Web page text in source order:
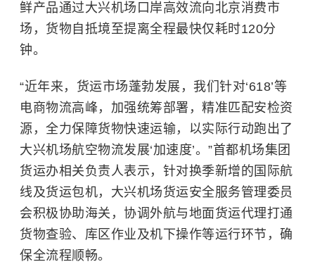
鲜产品通过大兴机场口岸高效流向北京消费市
场，货物自抵境至提离全程最快仅耗时120分
钟。
“近年来，货运市场蓬勃发展，我们针对‘618’等
电商物流高峰，加强统筹部署，精准匹配安检资
源，全力保障货物快速运输，以实际行动跑出了
大兴机场航空物流发展‘加速度’。”首都机场集团
货运办相关负责人表示，针对换季新增的国际航
线及货运包机，大兴机场货运安全服务管理委员
会积极协助海关，协调外航与地面货运代理打通
货物查验、库区作业及机下操作等运行环节，确
保全流程顺畅。